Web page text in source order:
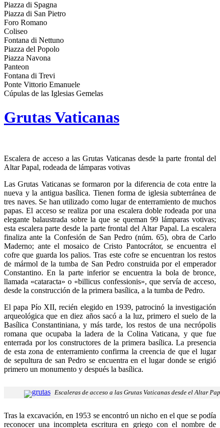
Piazza di Spagna
Piazza di San Pietro
Foro Romano
Coliseo
Fontana di Nettuno
Piazza del Popolo
Piazza Navona
Panteon
Fontana di Trevi
Ponte Vittorio Emanuele
Cúpulas de las Iglesias Gemelas
Grutas Vaticanas
Escalera de acceso a las Grutas Vaticanas desde la parte frontal del
Altar Papal, rodeada de lámparas votivas
Las Grutas Vaticanas se formaron por la diferencia de cota entre la
nueva y la antigua basílica. Tienen forma de iglesia subterránea de
tres naves. Se han utilizado como lugar de enterramiento de muchos
papas. El acceso se realiza por una escalera doble rodeada por una
elegante balaustrada sobre la que se queman 99 lámparas votivas;
esta escalera parte desde la parte frontal del Altar Papal. La escalera
finaliza ante la Confesión de San Pedro (núm. 65), obra de Carlo
Maderno; ante el mosaico de Cristo Pantocrátor, se encuentra el
cofre que guarda los palios. Tras este cofre se encuentran los restos
de mármol de la tumba de San Pedro construida por el emperador
Constantino. En la parte inferior se encuentra la bola de bronce,
llamada «cataracta» o «billicus confessionis», que servía de acceso,
desde la construcción de la primera basílica, a la tumba de Pedro.
El papa Pío XII, recién elegido en 1939, patrocinó la investigación
arqueológica que en diez años sacó a la luz, primero el suelo de la
Basílica Constantiniana, y más tarde, los restos de una necrópolis
romana que ocupaba la ladera de la Colina Vaticana, y que fue
enterrada por los constructores de la primera basílica. La presencia
de esta zona de enterramiento confirma la creencia de que el lugar
de sepultura de san Pedro se encuentra en el lugar donde se erigió
primero un monumento y después la basílica.
Escaleras de acceso a las Grutas Vaticanas desde el Altar
Tras la excavación, en 1953 se encontró un nicho en el que se podía
reconocer una incompleta escritura en griego con el nombre de